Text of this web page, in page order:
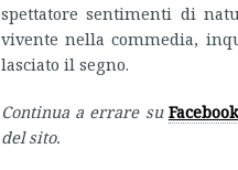
spettatore sentimenti di
vivente nella commedia,
lasciato il segno.
Continua a errare su Facebook
del sito.